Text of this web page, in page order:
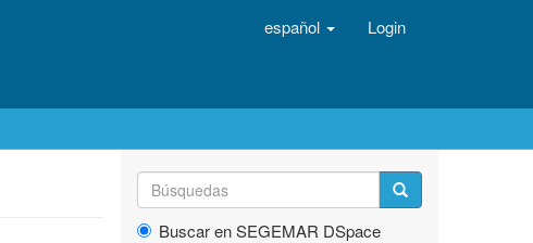
español Login
Buscar en SEGEMAR DSpace